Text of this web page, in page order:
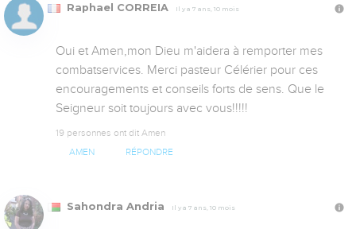
Raphael CORREIA Il y a 7 ans, 10 mois
Oui et Amen,mon Dieu m'aidera à remporter mes
combatservices. Merci pasteur Célérier pour ces
encouragements et conseils forts de sens. Que le
Seigneur soit toujours avec vous!!!!!
19 personnes ont dit Amen
AMEN RÉPONDRE
Sahondra Andria Il y a 7 ans, 10 mois